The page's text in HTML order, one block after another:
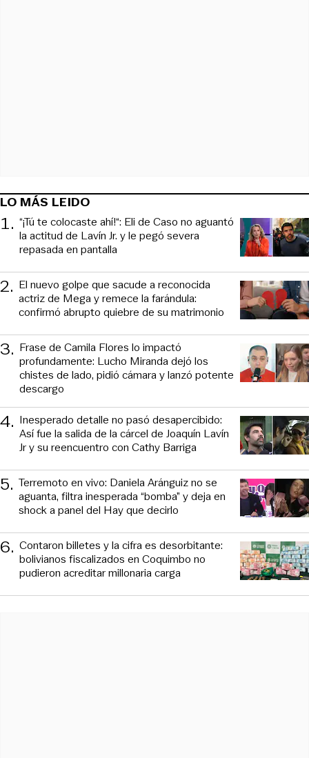
LO MÁS LEIDO
1. “¡Tú te colocaste ahí!“: Eli de Caso no aguantó
la actitud de Lavín Jr. y le pegó severa
repasada en pantalla
2. El nuevo golpe que sacude a reconocida
actriz de Mega y remece la farándula:
confirmó abrupto quiebre de su matrimonio
3. Frase de Camila Flores lo impactó
profundamente: Lucho Miranda dejó los
chistes de lado, pidió cámara y lanzó potente
descargo
4. Inesperado detalle no pasó desapercibido:
Así fue la salida de la cárcel de Joaquín Lavín
Jr y su reencuentro con Cathy Barriga
5. Terremoto en vivo: Daniela Aránguiz no se
aguanta, filtra inesperada “bomba” y deja en
shock a panel del Hay que decirlo
6. Contaron billetes y la cifra es desorbitante:
bolivianos fiscalizados en Coquimbo no
pudieron acreditar millonaria carga